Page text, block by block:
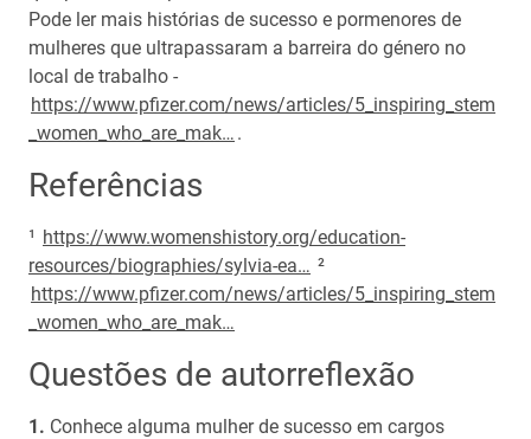
Pode ler mais histórias de sucesso e pormenores de
mulheres que ultrapassaram a barreira do género no
local de trabalho -
https://www.pfizer.com/news/articles/5_inspiring_stem
_women_who_are_mak… .
Referências
¹ https://www.womenshistory.org/education-
resources/biographies/sylvia-ea… ²
https://www.pfizer.com/news/articles/5_inspiring_stem
_women_who_are_mak…
Questões de autorreflexão
Conhece alguma mulher de sucesso em cargos